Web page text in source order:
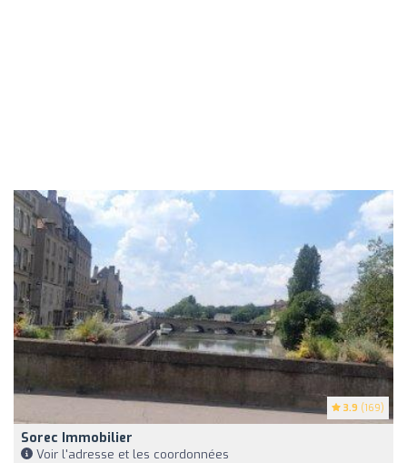
3.9 (169)
Sorec Immobilier
Voir l'adresse et les coordonnées